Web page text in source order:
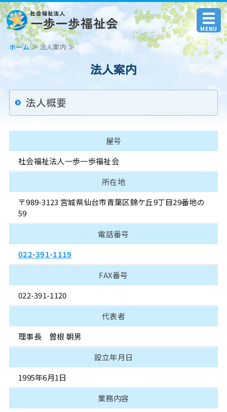
社会福祉法人 一歩一歩福
MENU
ホーム
交通アクセス
ホーム≫ 法人案内 ≫
法人案内
法人概要
屋号
社会福祉法人一歩一歩福祉会
所在地
〒989-3123 宮城県仙台市青葉区錦ケ丘9丁目29番地の
59
電話番号
022-391-1119
FAX番号
022-391-1120
代表者
理事長 曽根 朝男
設立年月日
1995年6月1日
業務内容